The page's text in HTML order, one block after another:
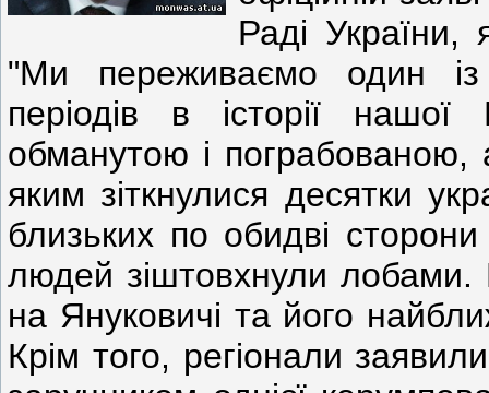
Раді
"Ми переживаємо один із
періодів в історії нашої
обманутою і
яким зіткнулися десятки
близьких по обидві
людей зіштовхнули лобами.
на Януковичі та його
Крім того, регіонали